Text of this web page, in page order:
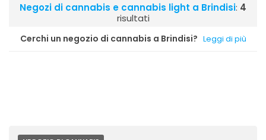
Negozi di cannabis e cannabis light a Brindisi: 4
risultati
Cerchi un negozio di cannabis a Brindisi? Leggi di più